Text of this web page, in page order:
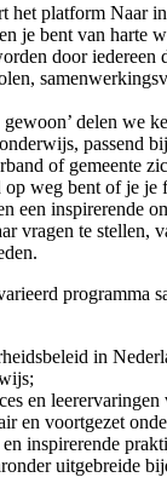
het platform Naar
je bent van harte
door iedereen
delen we
passend
of gemeente
op weg bent of je
een inspirerende
vragen te stellen,
programma
in
en leerervaringen
en voortgezet
inspirerende
uitgebreide